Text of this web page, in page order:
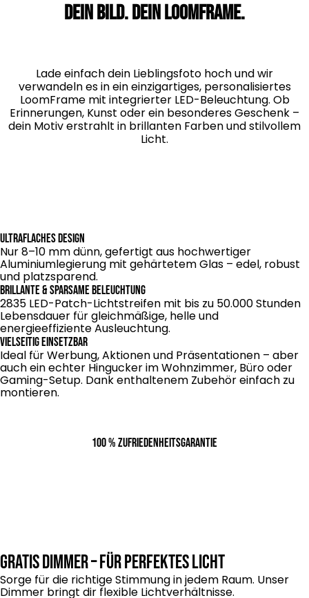
Dein Bild. Dein LoomFrame.
Lade einfach dein Lieblingsfoto hoch und wir
verwandeln es in ein einzigartiges, personalisiertes
LoomFrame mit integrierter LED-Beleuchtung. Ob
Erinnerungen, Kunst oder ein besonderes Geschenk –
dein Motiv erstrahlt in brillanten Farben und stilvollem
Licht.
Ultraflaches Design
Nur 8–10 mm dünn, gefertigt aus hochwertiger
Aluminiumlegierung mit gehärtetem Glas – edel, robust
und platzsparend.
Brillante & sparsame Beleuchtung
2835 LED-Patch-Lichtstreifen mit bis zu 50.000 Stunden
Lebensdauer für gleichmäßige, helle und
energieeffiziente Ausleuchtung.
Vielseitig einsetzbar
Ideal für Werbung, Aktionen und Präsentationen – aber
auch ein echter Hingucker im Wohnzimmer, Büro oder
Gaming-Setup. Dank enthaltenem Zubehör einfach zu
montieren.
100 % Zufriedenheitsgarantie
Gratis Dimmer – für perfektes Licht
Sorge für die richtige Stimmung in jedem Raum. Unser
Dimmer bringt dir flexible Lichtverhältnisse.